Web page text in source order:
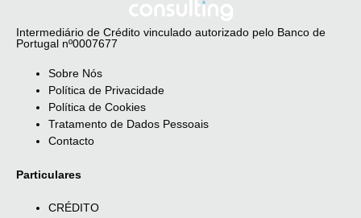
Intermediário de Crédito vinculado autorizado pelo Banco de
Portugal nº0007677
Sobre Nós
Política de Privacidade
Política de Cookies
Tratamento de Dados Pessoais
Contacto
Particulares
CRÉDITO